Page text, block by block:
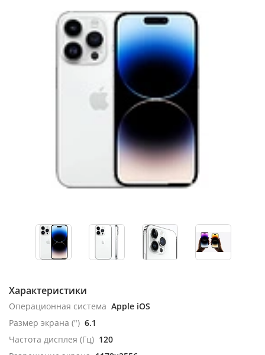
Характеристики
Операционная система Apple iOS
Размер экрана (") 6.1
Частота дисплея (Гц) 120